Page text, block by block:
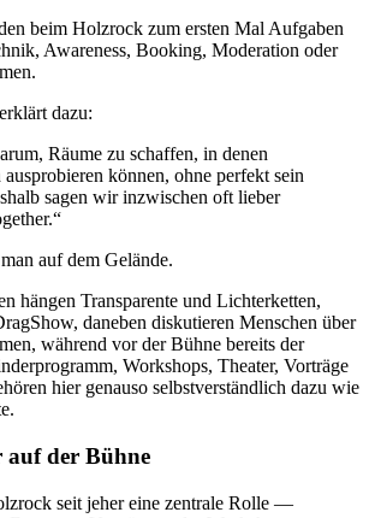
beim Holzrock zum ersten Mal Aufgaben
Awareness, Booking, Moderation oder
dazu:
Räume zu schaffen, in denen
können, ohne perfekt sein
sagen wir inzwischen oft lieber
auf dem Gelände.
hängen Transparente und Lichterketten,
daneben diskutieren Menschen über
während vor der Bühne bereits der
Workshops, Theater, Vorträge
hier genauso selbstverständlich dazu wie
der Bühne
seit jeher eine zentrale Rolle —